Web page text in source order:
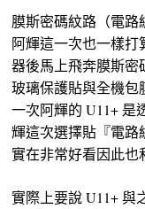
膜斯密碼紋路（電
阿輝這一次也一樣打
器後馬上飛奔膜斯密
玻璃保護貼與全機
一次阿輝的 U11+ 是
輝這次選擇貼『電路
實在非常好看因此也
實際上要說 U11+ 與